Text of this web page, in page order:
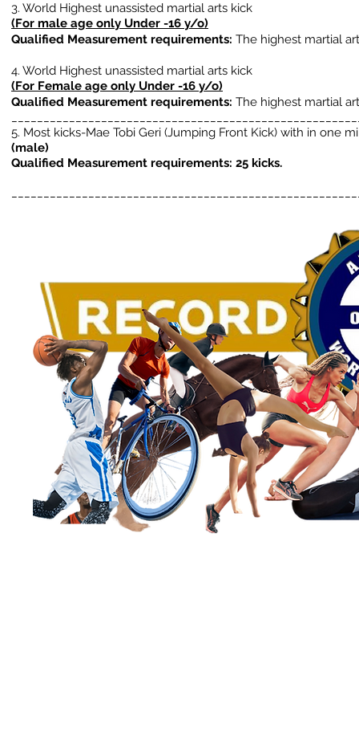
3. World Highest unassisted martial arts kick
(For male age only Under -16 y/o)
Qualified Measurement requirements: The highest martial
4. World Highest unassisted martial arts kick
(For Female age only Under -16 y/o)
Qualified Measurement requirements: The highest martial
5. Most kicks-Mae Tobi Geri (Jumping Front Kick) with in one
(male)
Qualified Measurement requirements: 25 kicks.